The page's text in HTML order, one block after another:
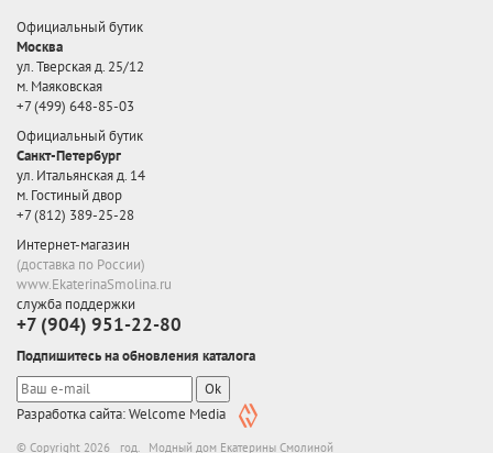
Официальный бутик
Москва
ул. Тверская д. 25/12
м. Маяковская
+7 (499) 648-85-03
Официальный бутик
Санкт-Петербург
ул. Итальянская д. 14
м. Гостиный двор
+7 (812) 389-25-28
Интернет-магазин
(доставка по России)
www.EkaterinaSmolina.ru
служба поддержки
+7 (904) 951-22-80
Подпишитесь на обновления каталога
Ok
Разработка сайта: Welcome Media
© Copyright 2026 год. Модный дом Екатерины Смолиной